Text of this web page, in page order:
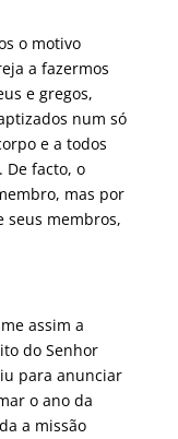
o motivo
a fazermos
e gregos,
num só
e a todos
De facto, o
mas por
seus membros,
assim a
do Senhor
para anunciar
o ano da
a missão